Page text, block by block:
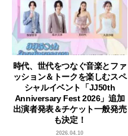
時代、世代をつなぐ音楽とファ
ッション＆トークを楽しむスペ
シャルイベント「JJ50th
Anniversary Fest 2026」追加
出演者発表＆チケット一般発売
も決定！
2026.04.10